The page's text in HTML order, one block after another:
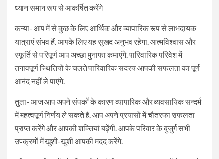
ध्यान समान रूप से आकर्षित करेंगे
कन्या- आप में से कुछ के लिए आर्थिक और व्यापारिक रूप से लाभदायक
यात्राएं संभव हैं. आपके लिए यह सुखद अनुभव रहेगा. आत्मविश्वास और
स्फूर्ति से परिपूर्ण आप अच्छा मुनाफा कमाएंगे. पारिवारिक परिवेश में
तनावपूर्ण स्थितियों के चलते पारिवारिक सदस्य आपकी सफलता का पूर्ण
आनंद नहीं ले पाएंगे.
तुला- आज आप अपने संपर्कों के कारण व्यापारिक और व्यवसायिक सन्दर्भ
में महत्वपूर्ण निर्णय ले सकते हैं. आप अपने प्रयासों में चौतरफा सफलता
प्राप्त करेंगे और आपकी शक्तियां बढ़ेंगी. आपके परिवार के बुजुर्ग सभी
उपक्रमों में खुशी-खुशी आपकी मदद करेंगे.